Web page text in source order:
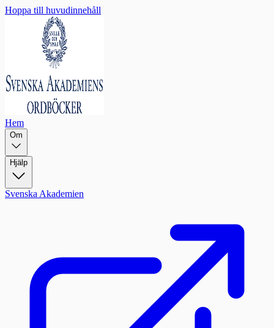
Hoppa till huvudinnehåll
Hem
Om
Hjälp
Svenska Akademien